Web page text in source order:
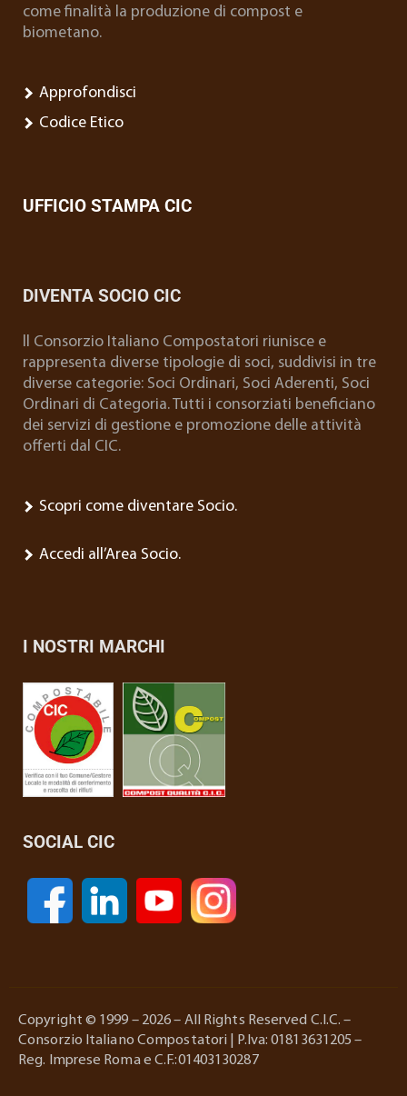
come finalità la produzione di compost e
biometano.
Approfondisci
Codice Etico
UFFICIO STAMPA CIC
DIVENTA SOCIO CIC
ll Consorzio Italiano Compostatori riunisce e
rappresenta diverse tipologie di soci, suddivisi in tre
diverse categorie: Soci Ordinari, Soci Aderenti, Soci
Ordinari di Categoria. Tutti i consorziati beneficiano
dei servizi di gestione e promozione delle attività
offerti dal CIC.
Scopri come diventare Socio.
Accedi all’Area Socio.
I NOSTRI MARCHI
SOCIAL CIC
Copyright © 1999 – 2026 – All Rights Reserved C.I.C. –
Consorzio Italiano Compostatori | P.Iva: 01813631205 –
Reg. Imprese Roma e C.F.:01403130287